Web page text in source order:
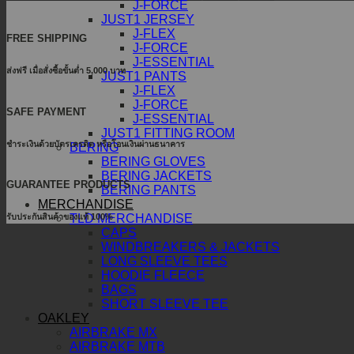
J-FORCE
JUST1 JERSEY
J-FLEX
J-FORCE
J-ESSENTIAL
JUST1 PANTS
J-FLEX
J-FORCE
J-ESSENTIAL
JUST1 FITTING ROOM
BERING
BERING GLOVES
BERING JACKETS
BERING PANTS
MERCHANDISE
TLD MERCHANDISE
CAPS
WINDBREAKERS & JACKETS
LONG SLEEVE TEES
HOODIE FLEECE
BAGS
SHORT SLEEVE TEE
OAKLEY
AIRBRAKE MX
AIRBRAKE MTB
FREE SHIPPING
ส่งฟรี เมื่อสั่งซื้อขั้นต่ำ 5,000 บาท
SAFE PAYMENT
ชำระเงินด้วยบัตรเครดิต หรือโอนเงินผ่านธนาคาร
GUARANTEE PRODUCTS
รับประกันสินค้าของแท้ 100%